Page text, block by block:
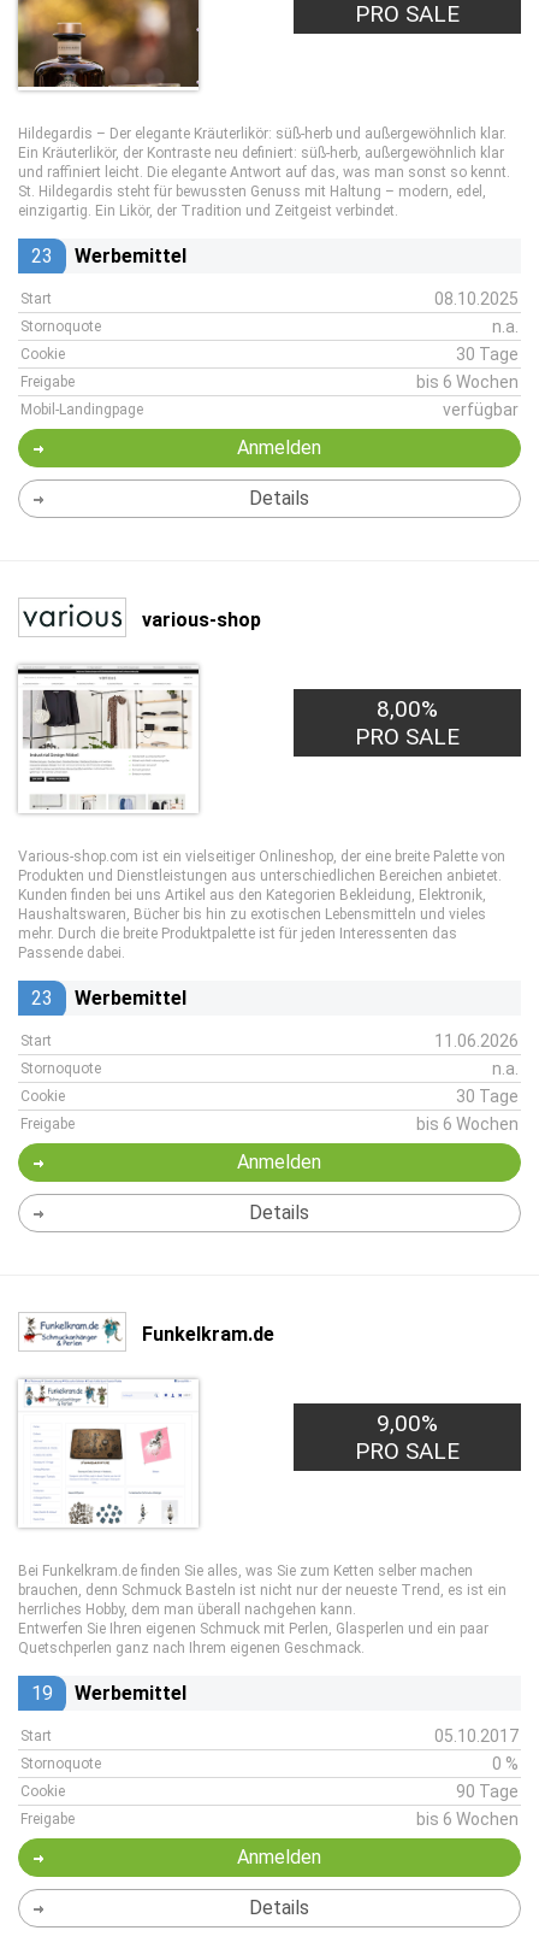
PRO SALE
Hildegardis – Der elegante Kräuterlikör: süß-herb und außergewöhnlich klar.
Ein Kräuterlikör, der Kontraste neu definiert: süß-herb, außergewöhnlich klar
und raffiniert leicht. Die elegante Antwort auf das, was man sonst so kennt.
St. Hildegardis steht für bewussten Genuss mit Haltung – modern, edel,
einzigartig. Ein Likör, der Tradition und Zeitgeist verbindet.
23 Werbemittel
Start 08.10.2025
Stornoquote n.a.
Cookie 30 Tage
Freigabe bis 6 Wochen
Mobil-Landingpage verfügbar
Anmelden
Details
various-shop
8,00%
PRO SALE
Various-shop.com ist ein vielseitiger Onlineshop, der eine breite Palette von
Produkten und Dienstleistungen aus unterschiedlichen Bereichen anbietet.
Kunden finden bei uns Artikel aus den Kategorien Bekleidung, Elektronik,
Haushaltswaren, Bücher bis hin zu exotischen Lebensmitteln und vieles
mehr. Durch die breite Produktpalette ist für jeden Interessenten das
Passende dabei.
23 Werbemittel
Start 11.06.2026
Stornoquote n.a.
Cookie 30 Tage
Freigabe bis 6 Wochen
Anmelden
Details
Funkelkram.de
9,00%
PRO SALE
Bei Funkelkram.de finden Sie alles, was Sie zum Ketten selber machen
brauchen, denn Schmuck Basteln ist nicht nur der neueste Trend, es ist ein
herrliches Hobby, dem man überall nachgehen kann.
Entwerfen Sie Ihren eigenen Schmuck mit Perlen, Glasperlen und ein paar
Quetschperlen ganz nach Ihrem eigenen Geschmack.
19 Werbemittel
Start 05.10.2017
Stornoquote 0 %
Cookie 90 Tage
Freigabe bis 6 Wochen
Anmelden
Details